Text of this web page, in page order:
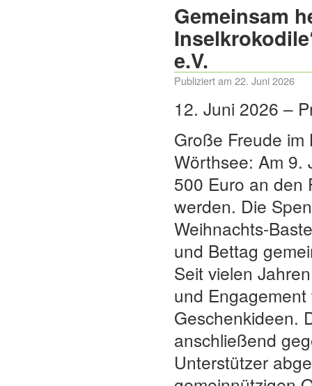
Gemeinsam
e.V.
Publiziert am 22. Juni 2026
12. Juni 2026 –
Große Freude im
Wörthsee: Am 9.
500 Euro an den
werden. Die
Weihnachts-
und Bettag
Seit vielen
und
Geschenkideen.
anschließend
Unterstützer